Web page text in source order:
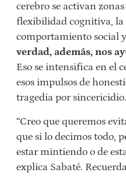
cerebro se activan
flexibilidad cognitiva,
comportamiento social
verdad, además, nos
Eso se intensifica en el
esos impulsos de
tragedia por sincericidio.
“Creo que queremos
que si lo decimos todo,
estar mintiendo o de
explica Sabaté.